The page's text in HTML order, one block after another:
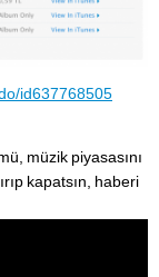
id637768505
müzik piyasasını
kapatsın, haberi